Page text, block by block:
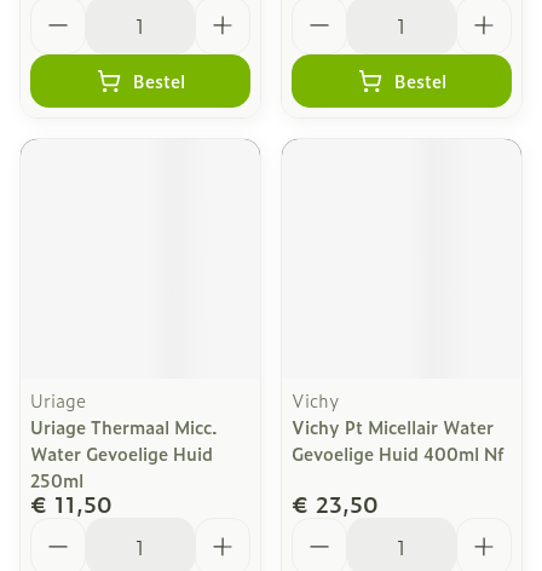
Bestel Bestel
Uriage
Uriage Thermaal Micc.
Water Gevoelige Huid
250ml
€ 11,50
Vichy
Vichy Pt Micellair Water
Gevoelige Huid 400ml Nf
€ 23,50